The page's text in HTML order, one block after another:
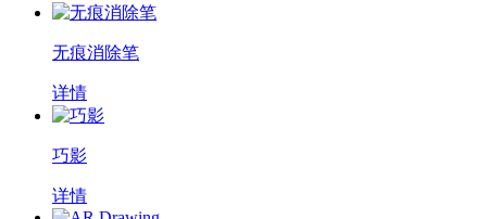
无痕消除笔
详情
巧影
详情